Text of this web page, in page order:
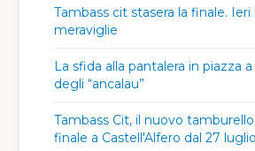
Tambass cit stasera la finale.
meraviglie
La sfida alla pantalera in piazza
degli “ancalau”
Tambass Cit, il nuovo
finale a Castell'Alfero dal 27